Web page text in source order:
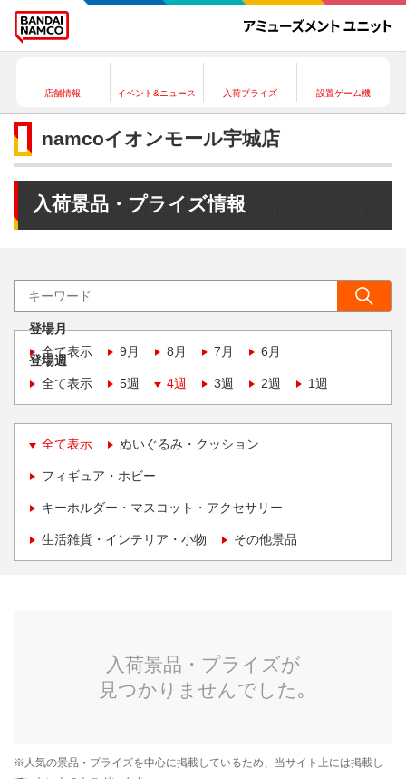
店舗情報 イベント&ニュース 入荷プライズ 設置ゲーム機
namcoイオンモール宇城店
入荷景品・プライズ情報
登場月
全て表示
9月 8月 7月 6月
登場週
全て表示
5週 4週 3週 2週 1週
全て表示 ぬいぐるみ・クッション
フィギュア・ホビー
キーホルダー・マスコット・アクセサリー
生活雑貨・インテリア・小物 その他景品